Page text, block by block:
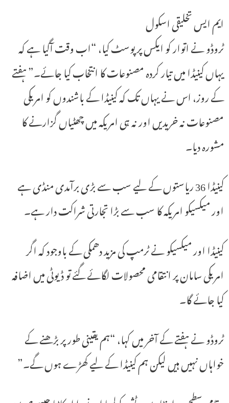
ایم ایس تخلیقی اسکول
ٹروڈو نے اتوار کو ایکس پر پوسٹ کیا، “اب وقت آگیا ہے کہ
یہاں کینیڈا میں تیار کردہ مصنوعات کا انتخاب کیا جائے۔” ہفتے
کے روز، اس نے یہاں تک کہ کینیڈا کے باشندوں کو امریکی
مصنوعات نہ خریدیں اور نہ ہی امریکہ میں چھٹیاں گزارنے کا
مشورہ دیا۔
کینیڈا 36 ریاستوں کے لیے سب سے بڑی برآمدی منڈی ہے
اور میکسیکو امریکہ کا سب سے بڑا تجارتی شراکت دار ہے۔
کینیڈا اور میکسیکو نے ٹرمپ کی مزید دھمکی کے باوجود کہ اگر
امریکی سامان پر انتقامی محصولات لگائے گئے تو ڈیوٹی میں اضافہ
کیا جائے گا۔
ٹروڈو نے ہفتے کے آخر میں کہا، “ہم یقینی طور پر بڑھنے کے
خواہاں نہیں ہیں لیکن ہم کینیڈا کے لیے کھڑے ہوں گے۔”